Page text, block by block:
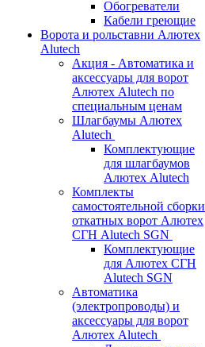
Обогреватели
Кабели греющие
Ворота и рольставни Алютех
Alutech
Акция - Автоматика и
аксессуары для ворот
Алютех Alutech по
специальным ценам
Шлагбаумы Алютех
Alutech
Комплектующие
для шлагбаумов
Алютех Alutech
Комплекты
самостоятельной сборки
откатных ворот Алютех
СГН Alutech SGN
Комплектующие
для Алютех СГН
Alutech SGN
Автоматика
(электропроводы) и
аксессуары для ворот
Алютех Alutech